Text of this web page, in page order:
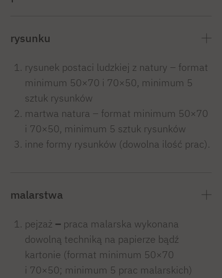
rysunku
rysunek postaci ludzkiej z natury – format
minimum 50×70 i 70×50, minimum 5
sztuk rysunków
martwa natura – format minimum 50×70
i 70×50, minimum 5 sztuk rysunków
inne formy rysunków (dowolna ilość prac).
malarstwa
pejzaż – praca malarska wykonana
dowolną techniką na papierze bądź
kartonie (format minimum 50×70
i 70×50; minimum 5 prac malarskich)